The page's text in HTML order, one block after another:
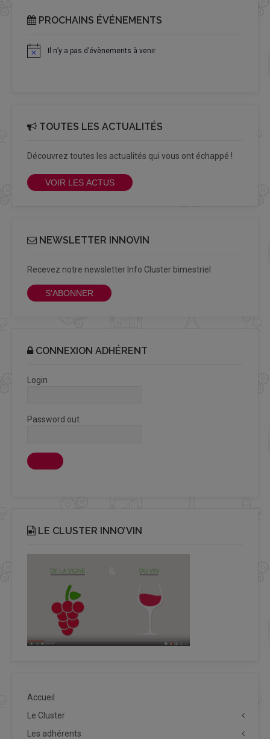
PROCHAINS ÉVÉNEMENTS
Notice Il n’y a pas d’évènements à venir.
TOUTES LES ACTUALITÉS
Découvrez toutes les actualités qui vous ont échappé !
VOIR LES ACTUS
NEWSLETTER INNOVIN
Recevez notre newsletter Info Cluster bimestriel
S'ABONNER
CONNEXION ADHÉRENT
Login
Password out
LE CLUSTER INNO’VIN
Accueil
Le Cluster
Les adhérents